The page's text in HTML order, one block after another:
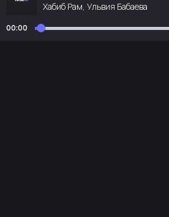
Хабиб Рам, Ульвия Бабаева
00:00